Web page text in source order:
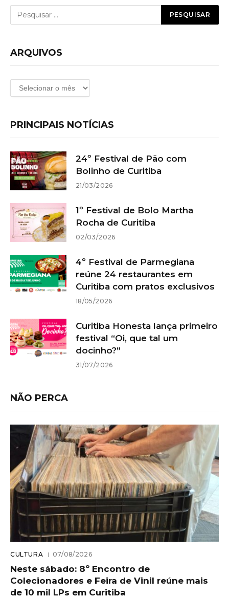
ARQUIVOS
Arquivos
PRINCIPAIS NOTÍCIAS
24º Festival de Pão com
Bolinho de Curitiba
21/03/2026
1º Festival de Bolo Martha
Rocha de Curitiba
02/03/2026
4º Festival de Parmegiana
reúne 24 restaurantes em
Curitiba com pratos exclusivos
18/05/2026
Curitiba Honesta lança primeiro
festival “Oi, que tal um
docinho?”
31/07/2026
NÃO PERCA
CULTURA 07/08/2026
Neste sábado: 8º Encontro de
Colecionadores e Feira de Vinil reúne mais
de 10 mil LPs em Curitiba